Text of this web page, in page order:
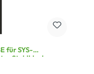
für SYS-
Stahlblech,